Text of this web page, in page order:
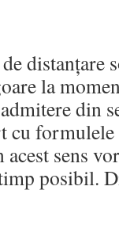
distanțare
la
din
formulele
sens
posibil.